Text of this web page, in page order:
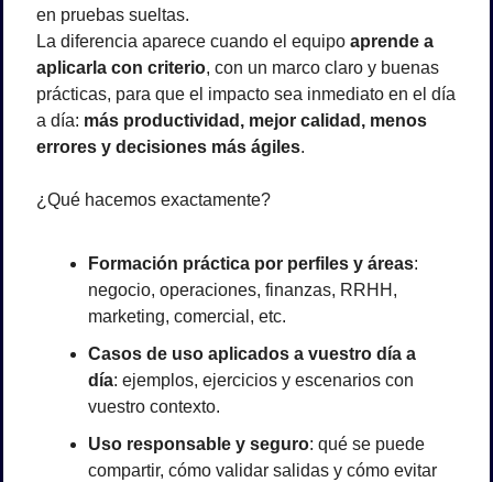
en pruebas sueltas.
La diferencia aparece cuando el equipo aprende a
aplicarla con criterio, con un marco claro y buenas
prácticas, para que el impacto sea inmediato en el día
a día: más productividad, mejor calidad, menos
errores y decisiones más ágiles.
¿Qué hacemos exactamente?
Formación práctica por perfiles y áreas:
negocio, operaciones, finanzas, RRHH,
marketing, comercial, etc.
Casos de uso aplicados a vuestro día a
día: ejemplos, ejercicios y escenarios con
vuestro contexto.
Uso responsable y seguro: qué se puede
compartir, cómo validar salidas y cómo evitar